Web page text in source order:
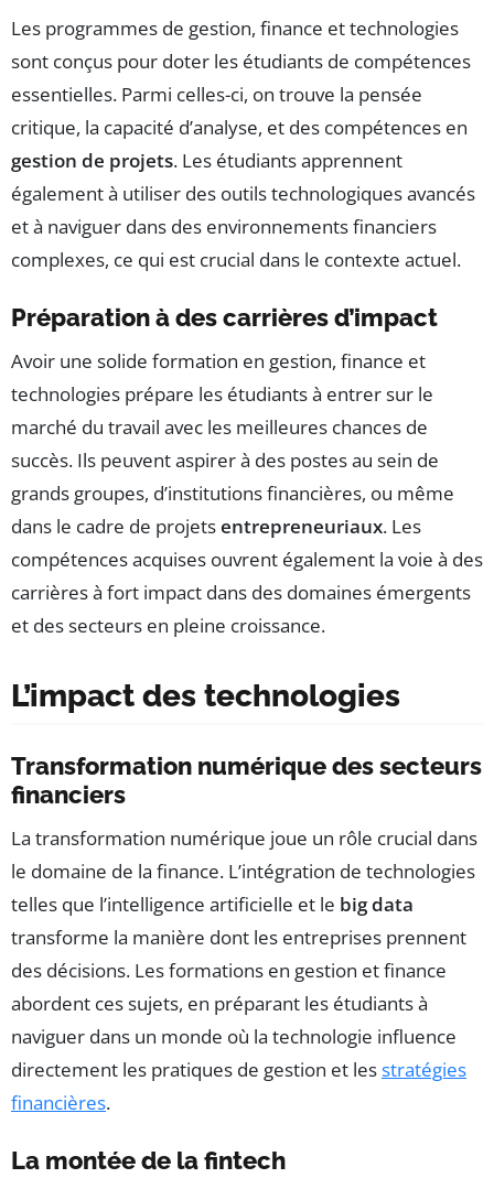
Les programmes de gestion, finance et technologies
sont conçus pour doter les étudiants de compétences
essentielles. Parmi celles-ci, on trouve la pensée
critique, la capacité d’analyse, et des compétences en
gestion de projets. Les étudiants apprennent
également à utiliser des outils technologiques avancés
et à naviguer dans des environnements financiers
complexes, ce qui est crucial dans le contexte actuel.
Préparation à des carrières d’impact
Avoir une solide formation en gestion, finance et
technologies prépare les étudiants à entrer sur le
marché du travail avec les meilleures chances de
succès. Ils peuvent aspirer à des postes au sein de
grands groupes, d’institutions financières, ou même
dans le cadre de projetsentrepreneuriaux. Les
compétences acquises ouvrent également la voie à des
carrières à fort impact dans des domaines émergents
et des secteurs en pleine croissance.
L’impact des technologies
Transformation numérique des secteurs
financiers
La transformation numérique joue un rôle crucial dans
le domaine de la finance. L’intégration de technologies
telles que l’intelligence artificielle et le big data
transforme la manière dont les entreprises prennent
des décisions. Les formations en gestion et finance
abordent ces sujets, en préparant les étudiants à
naviguer dans un monde où la technologie influence
directement les pratiques de gestion et lesstratégies
financières.
La montée de la fintech